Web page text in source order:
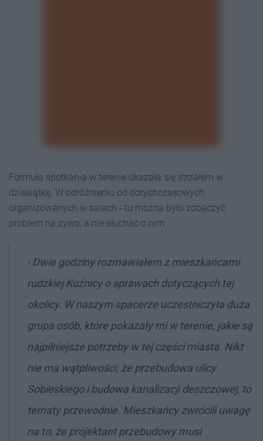
Formuła spotkania w terenie okazała się strzałem w
dziesiątkę. W odróżnieniu od dotychczasowych,
organizowanych w salach - tu można było zobaczyć
problem na żywo, a nie słuchać o nim.
- Dwie godziny rozmawiałem z mieszkańcami
rudzkiej Kuźnicy o sprawach dotyczących tej
okolicy. W naszym spacerze uczestniczyła duża
grupa osób, które pokazały mi w terenie, jakie są
najpilniejsze potrzeby w tej części miasta. Nikt
nie ma wątpliwości, że przebudowa ulicy
Sobieskiego i budowa kanalizacji deszczowej, to
tematy przewodnie. Mieszkańcy zwrócili uwagę
na to, że projektant przebudowy musi